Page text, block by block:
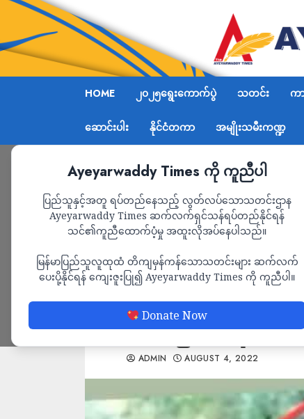
HOME ၂၀၂၅ရွေးကောက်ပွဲ သတင်း က
ဆောင်းပါး နိုင်ငံတကာ အမျိုးသမီးကဏ္ဍ
Ayeyarwaddy Times ကို ကူညီပါ
ပြည်သူနှင့်အတူ ရပ်တည်နေသည့် လွတ်လပ်သောသတင်းဌာန
Ayeyarwaddy Times ဆက်လက်ရှင်သန်ရပ်တည်နိုင်ရန်
သင်၏ကူညီထောက်ပံ့မှု အထူးလိုအပ်နေပါသည်။
မြန်မာပြည်သူလူထုထံ တိကျမှန်ကန်သောသတင်းများ ဆက်လက်
ပေးပို့နိုင်ရန် ကျေးဇူးပြု၍ Ayeyarwaddy Times ကို ကူညီပါ။
Donate Now
Home CDF-Zotung စစ်ဦးစီးချုပ်နှင့် ရဲဘော် ၂
သတင်း
CDF-Zotung စစ်ဦ
ကောင်စီတပ်၏ဖမ်းဆီ
သတ်ဖြတ်ခံရ
ADMIN AUGUST 4, 2022